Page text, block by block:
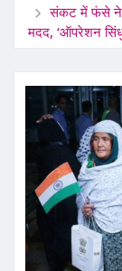
संकट में फंसे
मदद, ‘ऑपरेशन